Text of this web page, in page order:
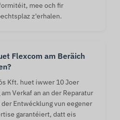
mee och fir
z'erhalen.
Flexcom am Beräich
Kft. huet iwwer 10 Joer
Verkaf an an der Reparatur
der Entwécklung vun eegener
garantéiert, datt eis